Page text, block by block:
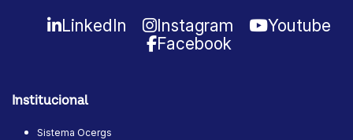
LinkedIn Instagram
Youtube
Facebook
Institucional
Sistema Ocergs